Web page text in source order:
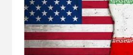
露了新疆、西藏及維權律師的
查禁，反而越在海外引發關注
鑼灣書店事件到現在，中共的
止，企圖讓海內外的異議人士全面噤聲